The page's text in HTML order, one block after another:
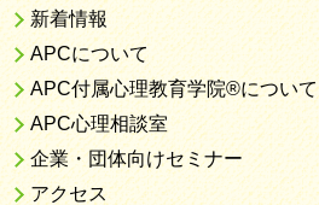
新着情報
APCについて
APC付属心理教育学院®について
APC心理相談室
企業・団体向けセミナー
アクセス